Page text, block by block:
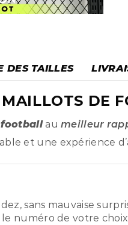
DES TAILLES
DE
aumeilleur
et une expérience
sans mauvaise
numéro de votre